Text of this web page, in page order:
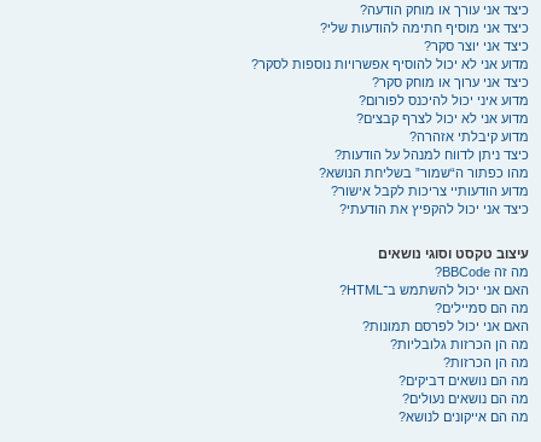
כיצד אני עורך או מוחק הודעה?
כיצד אני מוסיף חתימה להודעות שלי?
כיצד אני יוצר סקר?
מדוע אני לא יכול להוסיף אפשרויות נוספות לסקר?
כיצד אני ערוך או מוחק סקר?
מדוע איני יכול להיכנס לפורום?
מדוע אני לא יכול לצרף קבצים?
מדוע קיבלתי אזהרה?
כיצד ניתן לדווח למנהל על הודעות?
מהו כפתור ה“שמור” בשליחת הנושא?
מדוע הודעותיי צריכות לקבל אישור?
כיצד אני יכול להקפיץ את הודעתי?
עיצוב טקסט וסוגי נושאים
מה זה BBCode?
האם אני יכול להשתמש ב־HTML?
מה הם סמיילים?
האם אני יכול לפרסם תמונות?
מה הן הכרזות גלובליות?
מה הן הכרזות?
מה הם נושאים דביקים?
מה הם נושאים נעולים?
מה הם אייקונים לנושא?